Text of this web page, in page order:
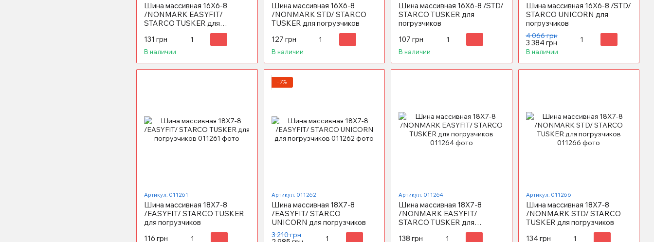
Шина массивная 16X6-8
/NONMARK EASYFIT/
STARCO TUSKER для
131 грн
В наличии
Шина массивная 16X6-8
/NONMARK STD/ STARCO
TUSKER для погрузчиков
127 грн
В наличии
Шина массивная 16X6-8 /STD/
STARCO TUSKER для
погрузчиков
107 грн
В наличии
Шина массивная 16X6-8 /STD/
STARCO UNICORN для
погрузчиков
4 066 грн
3 384 грн
В наличии
Артикул: 011261
Шина массивная 18X7-8
/EASYFIT/ STARCO TUSKER
для погрузчиков
116 грн
−7%
Артикул: 011262
Шина массивная 18X7-8
/EASYFIT/ STARCO
UNICORN для погрузчиков
3 210 грн
Артикул: 011264
Шина массивная 18X7-8
/NONMARK EASYFIT/
STARCO TUSKER для
138 грн
Артикул: 011266
Шина массивная 18X7-8
/NONMARK STD/ STARCO
TUSKER для погрузчиков
134 грн